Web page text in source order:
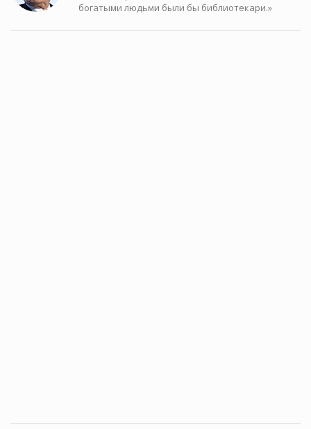
богатыми людьми были бы библиотекари.»